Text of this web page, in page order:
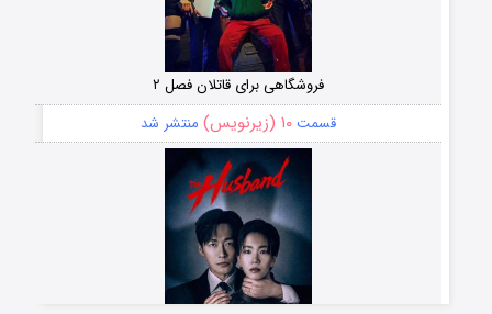
فروشگاهی برای قاتلان فصل ۲
قسمت۱۰ (زیرنویس) منتشر شد